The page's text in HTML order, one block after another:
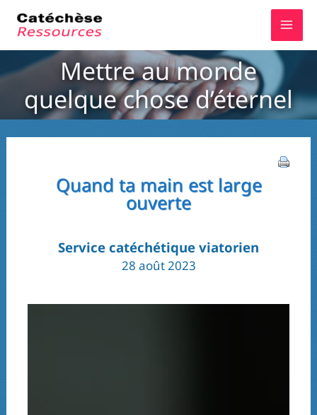
Mettre au monde
quelque chose d’éternel
Quand ta main est large
ouverte
Service catéchétique viatorien
28 août 2023